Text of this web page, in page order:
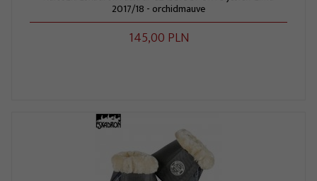
2017/18 - orchidmauve
145,00 PLN